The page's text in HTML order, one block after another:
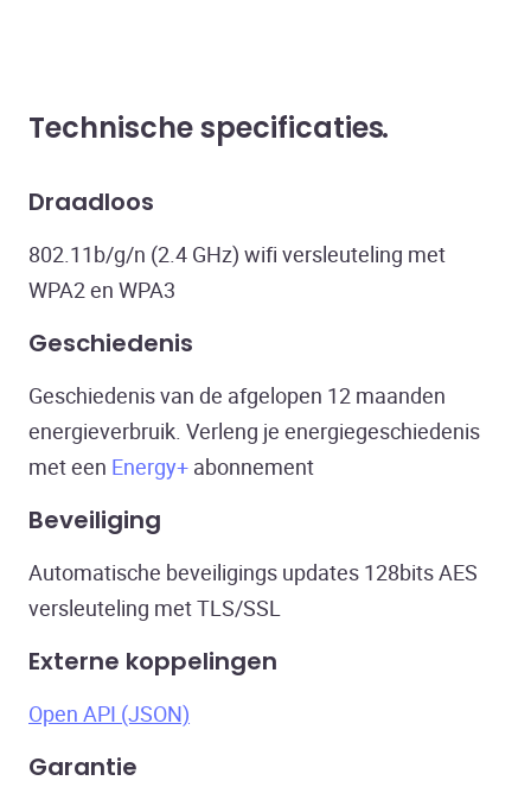
Technische specificaties
Draadloos
802.11b/g/n (2.4 GHz) wifi versleuteling met
WPA2 en WPA3
Geschiedenis
Geschiedenis van de afgelopen 12 maanden
energieverbruik. Verleng je energiegeschiedenis
met een Energy+ abonnement
Beveiliging
Automatische beveiligings updates 128bits AES
versleuteling met TLS/SSL
Externe koppelingen
Open API (JSON)
Garantie